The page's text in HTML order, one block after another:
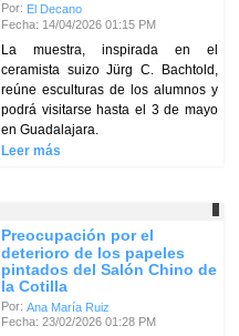
Por: El Decano
Fecha: 14/04/2026 01:15 PM
La muestra, inspirada en el
ceramista suizo Jürg C. Bachtold,
reúne esculturas de los alumnos y
podrá visitarse hasta el 3 de mayo
en Guadalajara.
Leer más
Preocupación por el
deterioro de los papeles
pintados del Salón Chino de
la Cotilla
Por: Ana María Ruiz
Fecha: 23/02/2026 01:28 PM